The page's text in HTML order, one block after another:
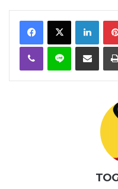
FacebookX
Viber Ligne Partager par email